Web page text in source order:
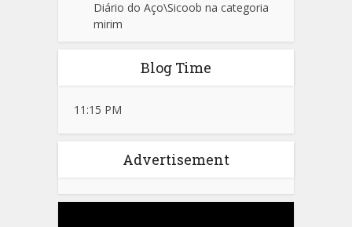
Diário do Aço\Sicoob na categoria
mirim
Blog Time
11:15 PM
Advertisement